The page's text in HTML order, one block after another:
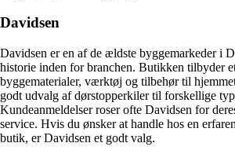
Davidsen
Davidsen er en af de ældste byggemarkeder i
historie inden for branchen. Butikken tilbyder
byggematerialer, værktøj og tilbehør til
godt udvalg af dørstopperkiler til forskellige
Kundeanmeldelser roser ofte Davidsen for
service. Hvis du ønsker at handle hos en
butik, er Davidsen et godt valg.